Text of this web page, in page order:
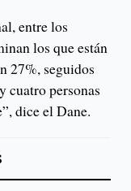
entre los
los que están
27%, seguidos
cuatro personas
dice el Dane.